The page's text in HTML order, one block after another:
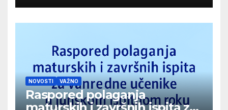
NOVOSTI VAŽNO
Raspored polaganja